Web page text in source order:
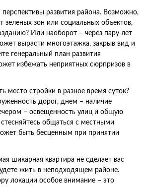
развития района. Возможно,
зеленых зон или социальных объектов,
Или наоборот – через пару лет
вырасти многоэтажка, закрыв вид и
генеральный план развития
избежать неприятных сюрпризов в
место стройки в разное время суток?
дорог, днем – наличие
– освещенность улиц и общую
общаться с местными
быть бесценным при принятии
шикарная квартира не сделает вас
жить в неподходящем районе.
локации особое внимание – это